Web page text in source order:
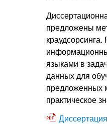
предложены
языками в
данных для
предложенных
практическое
Диссертация